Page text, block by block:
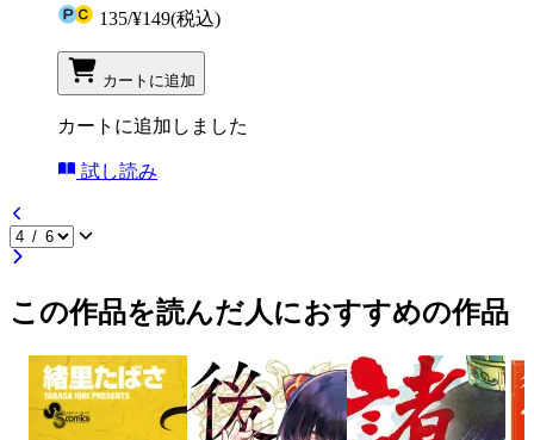
135/¥149(税込)
カートに追加
カートに追加しました
試し読み
この作品を読んだ人におすすめの作品